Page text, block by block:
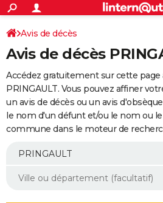
ACTUALITÉS
Politique
Société
Faits Divers
Education
Monde
Villes
+
SPORT
Coupe du monde 2026
Football
Tennis
Cyclisme
Rugby
Forum
Programme TV
TNT
Streaming
Cinéma
Sorties cinéma
Musique
+
FINANCE
Impôts
Immobilier
Risques naturels par ville
Banque
Assurance
Crédit
AUTO
Essais
Réserver un essai
Citadines
Berlines
SUV
Forum auto
+
Mobiles
Meilleur smartphone
Internet
Ordinateurs
Jeux vidéo
Guide high-tech
Aménagement intérieur
Avis de décès
Avis de décès
Accédez gratuitement sur cette page
PRINGAULT. Vous pouvez affiner
un avis de décès ou un avis
le nom d'un défunt et/ou le nom ou
commune dans le moteur de